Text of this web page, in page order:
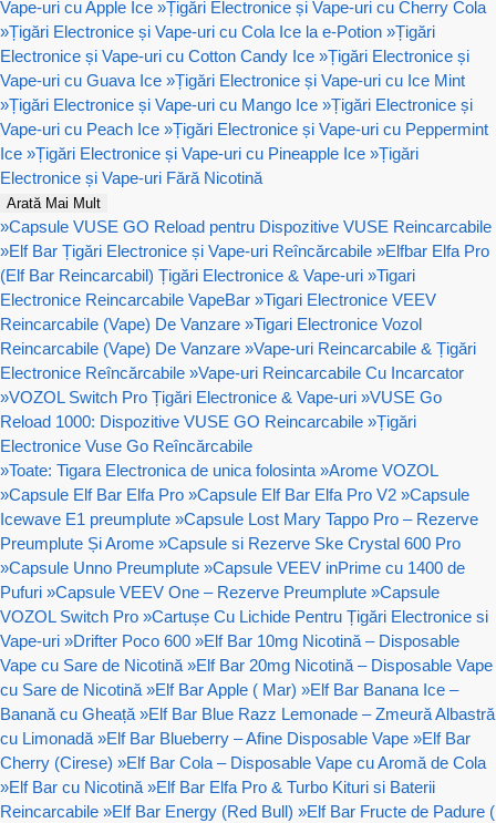
Vape-uri cu Apple Ice »Țigări Electronice și Vape-uri cu Cherry Cola
»Țigări Electronice și Vape-uri cu Cola Ice la e-Potion »Țigări
Electronice și Vape-uri cu Cotton Candy Ice »Țigări Electronice și
Vape-uri cu Guava Ice »Țigări Electronice și Vape-uri cu Ice Mint
»Țigări Electronice și Vape-uri cu Mango Ice »Țigări Electronice și
Vape-uri cu Peach Ice »Țigări Electronice și Vape-uri cu Peppermint
Ice »Țigări Electronice și Vape-uri cu Pineapple Ice »Țigări
Electronice și Vape-uri Fără Nicotină
Arată Mai Mult
»Capsule VUSE GO Reload pentru Dispozitive VUSE Reincarcabile
»Elf Bar Țigări Electronice și Vape-uri Reîncărcabile »Elfbar Elfa Pro
(Elf Bar Reincarcabil) Țigări Electronice & Vape-uri »Tigari
Electronice Reincarcabile VapeBar »Tigari Electronice VEEV
Reincarcabile (Vape) De Vanzare »Tigari Electronice Vozol
Reincarcabile (Vape) De Vanzare »Vape-uri Reincarcabile & Țigări
Electronice Reîncărcabile »Vape-uri Reincarcabile Cu Incarcator
»VOZOL Switch Pro Țigări Electronice & Vape-uri »VUSE Go
Reload 1000: Dispozitive VUSE GO Reincarcabile »Țigări
Electronice Vuse Go Reîncărcabile
»Toate: Tigara Electronica de unica folosinta »Arome VOZOL
»Capsule Elf Bar Elfa Pro »Capsule Elf Bar Elfa Pro V2 »Capsule
Icewave E1 preumplute »Capsule Lost Mary Tappo Pro – Rezerve
Preumplute Și Arome »Capsule si Rezerve Ske Crystal 600 Pro
»Capsule Unno Preumplute »Capsule VEEV inPrime cu 1400 de
Pufuri »Capsule VEEV One – Rezerve Preumplute »Capsule
VOZOL Switch Pro »Cartușe Cu Lichide Pentru Țigări Electronice si
Vape-uri »Drifter Poco 600 »Elf Bar 10mg Nicotină – Disposable
Vape cu Sare de Nicotină »Elf Bar 20mg Nicotină – Disposable Vape
cu Sare de Nicotină »Elf Bar Apple ( Mar) »Elf Bar Banana Ice –
Banană cu Gheață »Elf Bar Blue Razz Lemonade – Zmeură Albastră
cu Limonadă »Elf Bar Blueberry – Afine Disposable Vape »Elf Bar
Cherry (Cirese) »Elf Bar Cola – Disposable Vape cu Aromă de Cola
»Elf Bar cu Nicotină »Elf Bar Elfa Pro & Turbo Kituri si Baterii
Reincarcabile »Elf Bar Energy (Red Bull) »Elf Bar Fructe de Padure (